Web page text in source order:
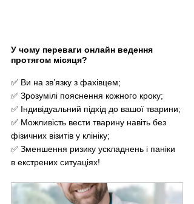
У чому переваги онлайн ведення
протягом місяця?
✅ Ви на зв’язку з фахівцем;
✅ Зрозумілі пояснення кожного кроку;
✅ Індивідуальний підхід до вашої тварини;
✅ Можливість вести тварину навіть без
фізичних візитів у клініку;
✅ Зменшення ризику ускладнень і паніки
в екстрених ситуаціях!